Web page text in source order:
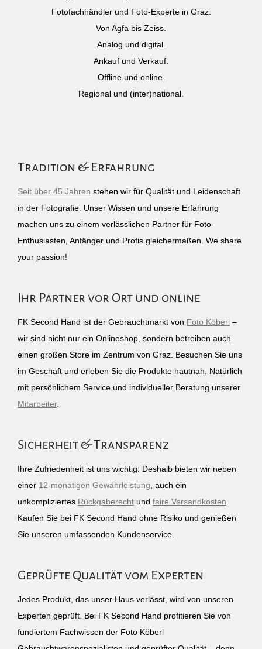
Fotofachhändler und Foto-Experte in Graz.
Von Agfa bis Zeiss.
Analog und digital.
Ankauf und Verkauf.
Offline und online.
Regional und (inter)national.
Tradition & Erfahrung
Seit über 45 Jahren stehen wir für Qualität und Leidenschaft
in der Fotografie. Unser Wissen und unsere Erfahrung
machen uns zu einem verlässlichen Partner für Foto-
Enthusiasten, Anfänger und Profis gleichermaßen. We share
your passion!
Ihr Partner vor Ort und online
FK Second Hand ist der Gebrauchtmarkt von Foto Köberl –
wir sind nicht nur ein Onlineshop, sondern betreiben auch
einen großen Store im Zentrum von Graz. Besuchen Sie uns
im Geschäft und erleben Sie die Produkte hautnah. Natürlich
mit persönlichem Service und individueller Beratung unserer
Mitarbeiter.
Sicherheit & Transparenz
Ihre Zufriedenheit ist uns wichtig: Deshalb bieten wir neben
einer 12-monatigen Gewährleistung , auch ein
unkompliziertes Rückgaberecht und faire Versandkosten
Kaufen Sie bei FK Second Hand ohne Risiko und genießen
Sie unseren umfassenden Kundenservice.
Geprüfte Qualität vom Experten
Jedes Produkt, das unser Haus verlässt, wird von unseren
Experten geprüft. Bei FK Second Hand profitieren Sie von
fundiertem Fachwissen der Foto Köberl